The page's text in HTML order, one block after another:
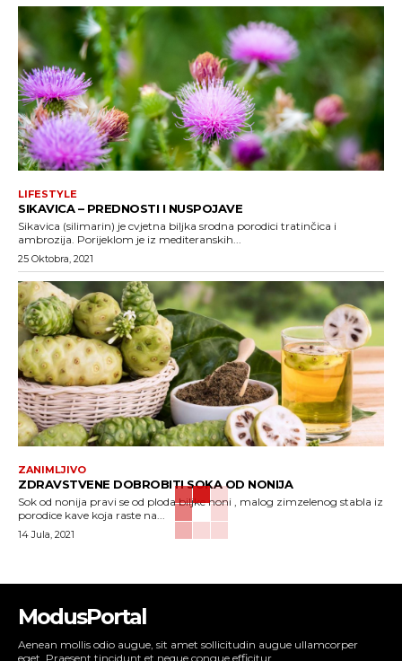
LIFESTYLE
SIKAVICA – PREDNOSTI I NUSPOJAVE
Sikavica (silimarin) je cvjetna biljka srodna porodici tratinčica i
ambrozija. Porijeklom je iz mediteranskih...
25 Oktobra, 2021
ZANIMLJIVO
ZDRAVSTVENE DOBROBITI SOKA OD NONIJA
Sok od nonija pravi se od ploda biljke noni , malog zimzelenog stabla iz
porodice kave koja raste na...
14 Jula, 2021
ModusPortal
Aenean mollis odio augue, sit amet sollicitudin augue ullamcorper
eget. Praesent tincidunt et neque congue efficitur.